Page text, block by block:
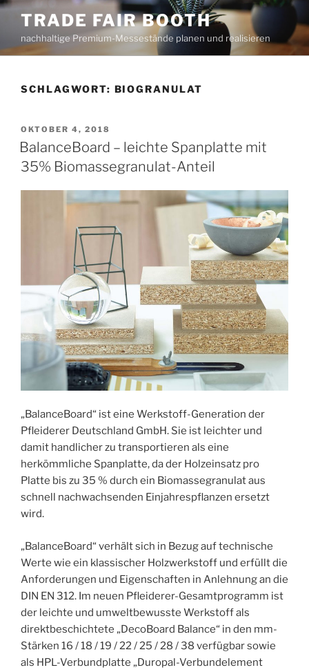
Zum
Inhalt
springen
TRADE FAIR BOOTH
nachhaltige Premium-Messestände planen und realisieren
SCHLAGWORT: BIOGRANULAT
VERÖFFENTLICHT
AM
OKTOBER 4, 2018
BalanceBoard – leichte Spanplatte mit
35% Biomassegranulat-Anteil
„BalanceBoard“ ist eine Werkstoff-Generation der
Pfleiderer Deutschland GmbH. Sie ist leichter und
damit handlicher zu transportieren als eine
herkömmliche Spanplatte, da der Holzeinsatz pro
Platte bis zu 35 % durch ein Biomassegranulat aus
schnell nachwachsenden Einjahrespflanzen ersetzt
wird.
„BalanceBoard“ verhält sich in Bezug auf technische
Werte wie ein klassischer Holzwerkstoff und erfüllt die
Anforderungen und Eigenschaften in Anlehnung an die
DIN EN 312. Im neuen Pfleiderer-Gesamtprogramm ist
der leichte und umweltbewusste Werkstoff als
direktbeschichtete „DecoBoard Balance“ in den mm-
Stärken 16 / 18 / 19 / 22 / 25 / 28 / 38 verfügbar sowie
als HPL-Verbundplatte „Duropal-Verbundelement